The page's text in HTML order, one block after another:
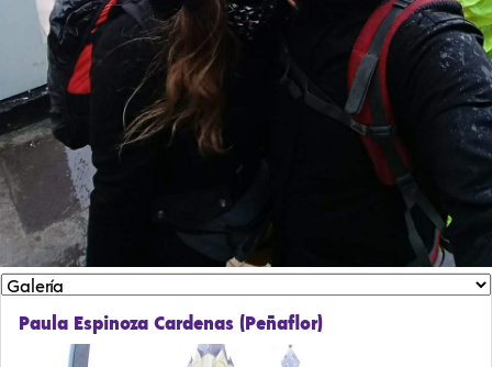
Paula Espinoza Cardenas (Peñaflor)